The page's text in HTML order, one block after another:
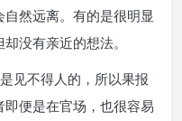
然远离。有的是很明显
没有亲近的想法。
见不得人的，所以果报
便是在官场，也很容易